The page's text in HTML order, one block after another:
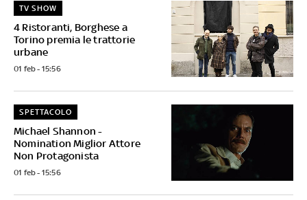
4 Ristoranti, Borghese a
Torino premia le trattorie
urbane
TV SHOW
01 feb - 15:56
Michael Shannon -
Nomination Miglior Attore
Non Protagonista
SPETTACOLO
01 feb - 15:56